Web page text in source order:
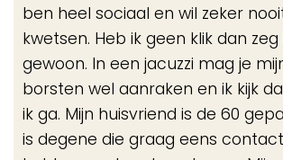
ben heel sociaal en wil zeker
kwetsen. Heb ik geen klik dan
gewoon. In een jacuzzi mag je
borsten wel aanraken en ik kijk
ik ga. Mijn huisvriend is de 60
is degene die graag eens